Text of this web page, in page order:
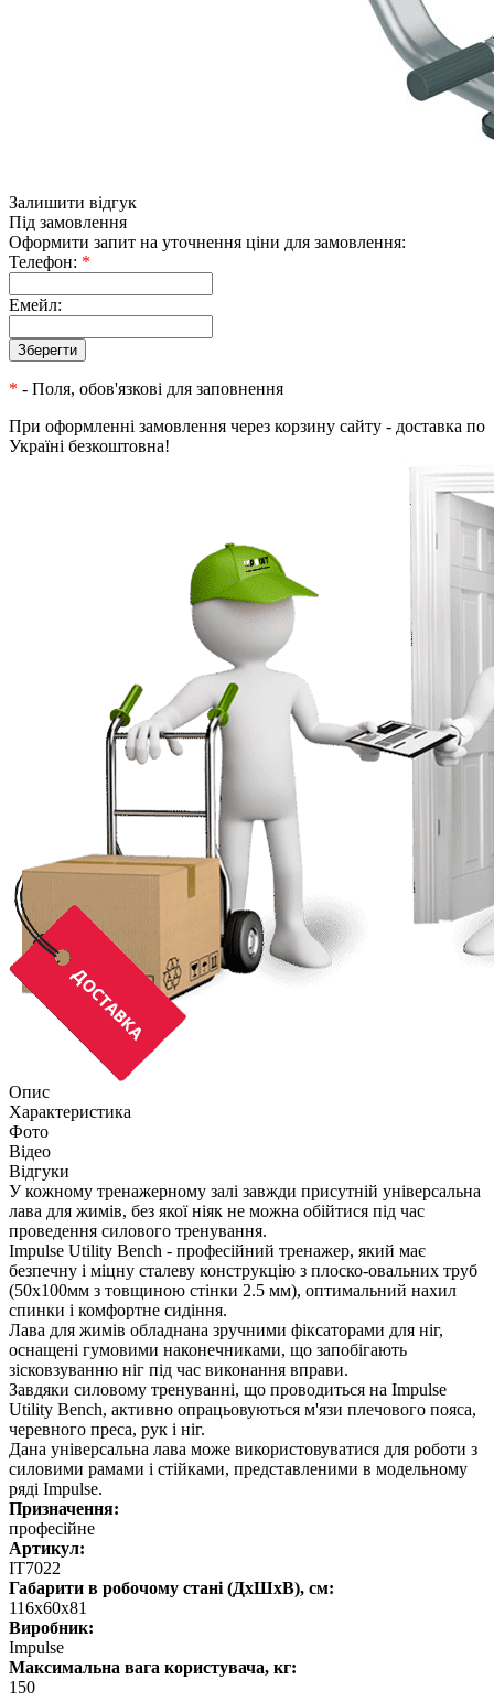
Залишити відгук
Під замовлення
Оформити запит на уточнення ціни для замовлення:
Телефон: *
Емейл:
* - Поля, обов'язкові для заповнення
При оформленні замовлення через корзину сайту - доставка по
Україні безкоштовна!
Опис
Характеристика
Фото
Відео
Відгуки
У кожному тренажерному залі завжди присутній універсальна
лава для жимів, без якої ніяк не можна обійтися під час
проведення силового тренування.
Impulse Utility Bench - професійний тренажер, який має
безпечну і міцну сталеву конструкцію з плоско-овальних труб
(50х100мм з товщиною стінки 2.5 мм), оптимальний нахил
спинки і комфортне сидіння.
Лава для жимів обладнана зручними фіксаторами для ніг,
оснащені гумовими наконечниками, що запобігають
зісковзуванню ніг під час виконання вправи.
Завдяки силовому тренуванні, що проводиться на Impulse
Utility Bench, активно опрацьовуються м'язи плечового пояса,
черевного преса, рук і ніг.
Дана універсальна лава може використовуватися для роботи з
силовими рамами і стійками, представленими в модельному
ряді Impulse.
Призначення:
професійне
Артикул:
IT7022
Габарити в робочому стані (ДхШхВ), см:
116х60х81
Виробник:
Impulse
Максимальна вага користувача, кг:
150